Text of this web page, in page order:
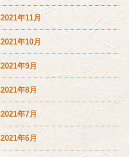
2021年11月
2021年10月
2021年9月
2021年8月
2021年7月
2021年6月